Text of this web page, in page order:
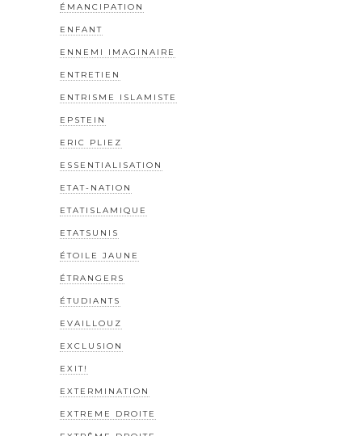
ÉMANCIPATION
ENFANT
ENNEMI IMAGINAIRE
ENTRETIEN
ENTRISME ISLAMISTE
EPSTEIN
ERIC PLIEZ
ESSENTIALISATION
ETAT-NATION
ETATISLAMIQUE
ETATSUNIS
ÉTOILE JAUNE
ÉTRANGERS
ÉTUDIANTS
EVAILLOUZ
EXCLUSION
EXIT!
EXTERMINATION
EXTREME DROITE